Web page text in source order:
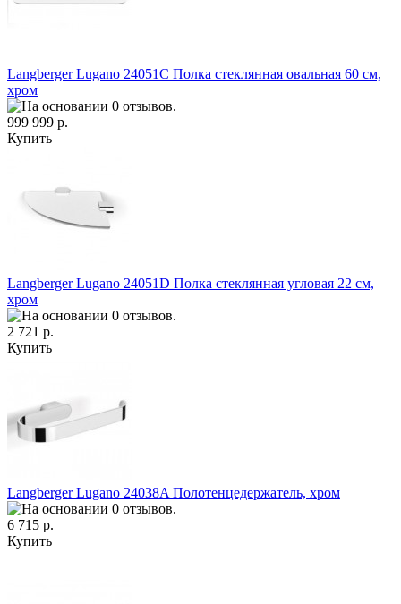
Langberger Lugano 24051C Полка стеклянная овальная 60 см,
хром
999 999 р.
Купить
Langberger Lugano 24051D Полка стеклянная угловая 22 см,
хром
2 721 р.
Купить
Langberger Lugano 24038A Полотенцедержатель, хром
6 715 р.
Купить